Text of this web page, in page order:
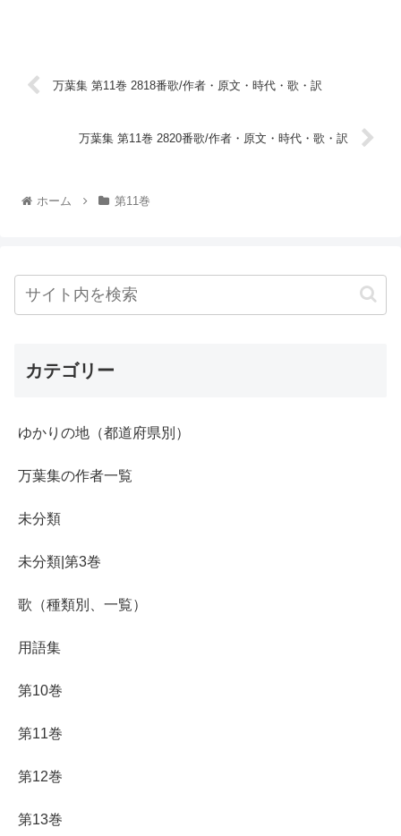
万葉集 第11巻 2818番歌/作者・原文・時代・歌・訳
万葉集 第11巻 2820番歌/作者・原文・時代・歌・訳
ホーム 第11巻
カテゴリー
ゆかりの地（都道府県別）
万葉集の作者一覧
未分類
未分類|第3巻
歌（種類別、一覧）
用語集
第10巻
第11巻
第12巻
第13巻